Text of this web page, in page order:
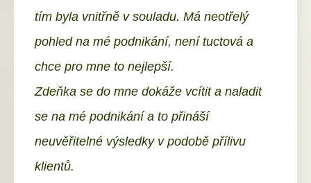
tím byla vnitřně v souladu. Má neotřelý
pohled na mé podnikání, není tuctová a
chce pro mne to nejlepší.
Zdeňka se do mne dokáže vcítit a naladit
se na mé podnikání a to přináší
neuvěřitelné výsledky v podobě přílivu
klientů.